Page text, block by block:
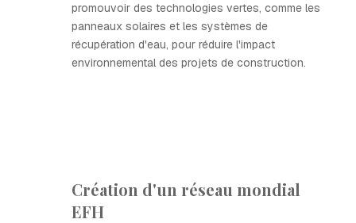
promouvoir des technologies vertes, comme les
panneaux solaires et les systèmes de
récupération d'eau, pour réduire l'impact
environnemental des projets de construction.
Création d'un réseau mondial
EFH